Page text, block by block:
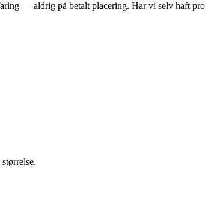
— aldrig på betalt placering. Har vi selv haft